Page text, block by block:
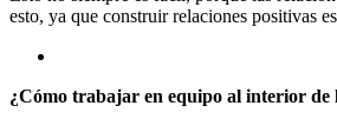
esto, ya que construir relaciones positivas
¿Cómo trabajar en equipo al interior de